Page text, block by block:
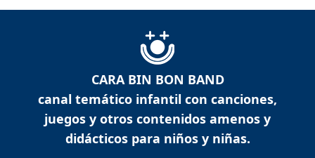
CARA BIN BON BAND
canal temático infantil con canciones,
juegos y otros contenidos amenos y
didácticos para niños y niñas.